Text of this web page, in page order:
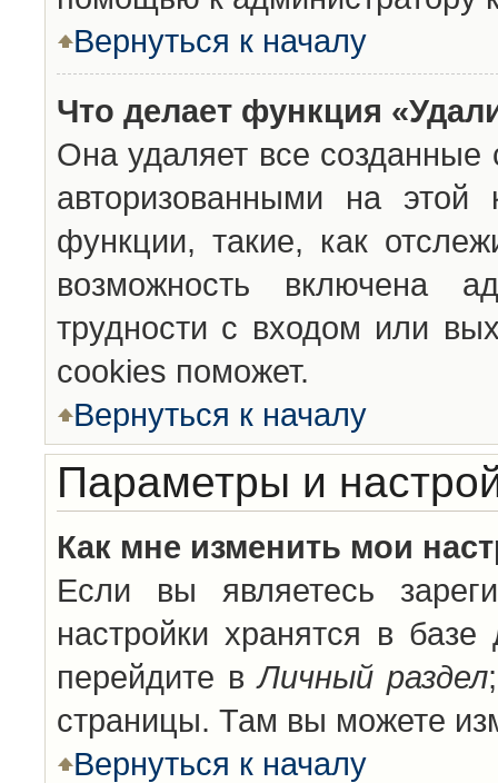
Вернуться к началу
Что делает функция
Она удаляет все созданные
авторизованными на
функции, такие, как
возможность включена
трудности с входом или
cookies поможет.
Вернуться к началу
Параметры и
Как мне изменить мои
Если вы являетесь
настройки хранятся в
перейдите вЛичный раздел
страницы. Там вы можете
Вернуться к началу